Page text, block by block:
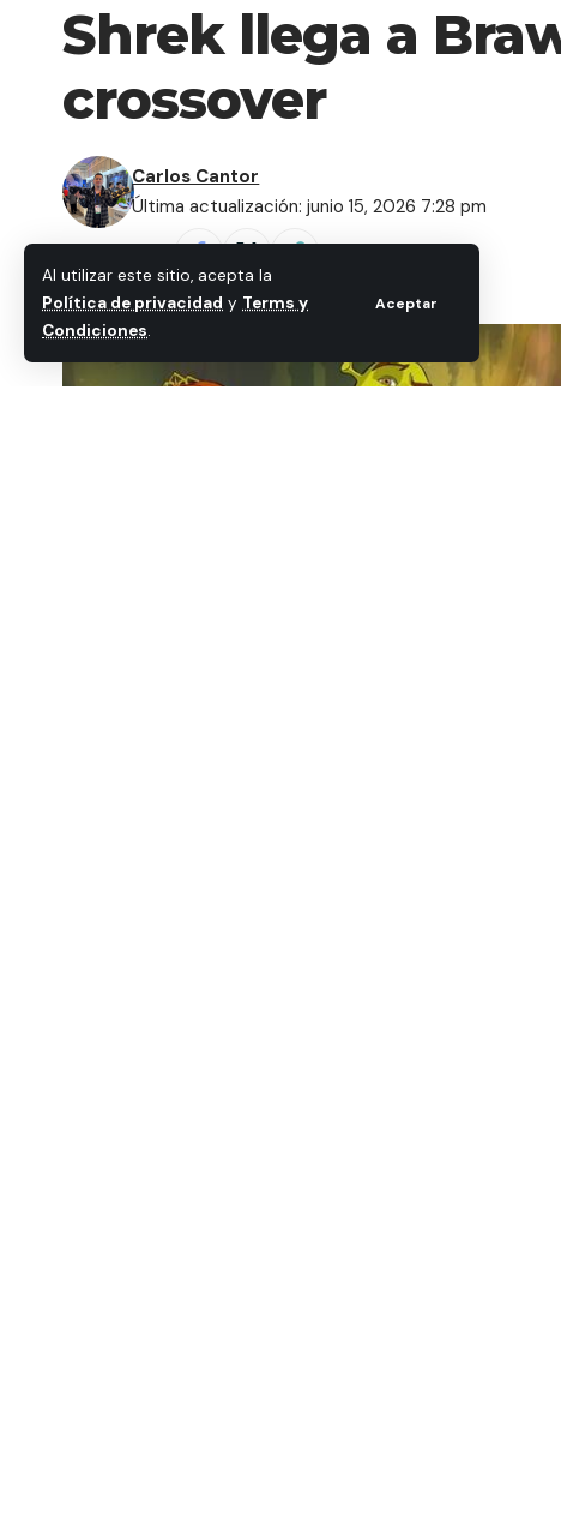
Al utilizar este sitio, acepta la
Política de privacidad y Terms y
Condiciones.
Aceptar
Shrek llega a
crossover
Última actualización: junio 15, 2026 7:28 pm
Carlos Cantor